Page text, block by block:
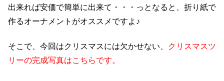
出来れば安価で簡単に出来て・・・っとなると、折り紙で
作るオーナメントがオススメですよ♪
そこで、今回はクリスマスには欠かせない、
クリスマスツ
リーの完成写真はこちらです。